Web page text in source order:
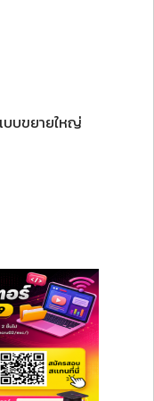
บบขยายใหญ่